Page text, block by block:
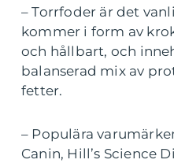
– Torrfoder är det
kommer i form av
och hållbart, och
balanserad mix av
fetter.
– Populära
Canin, Hill’s Science